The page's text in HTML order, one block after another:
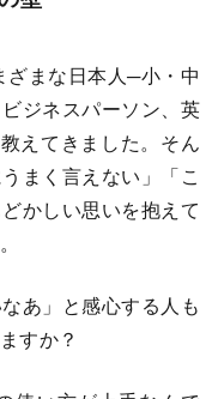
まな日本人─小・中
ジネスパーソン、英
えてきました。そん
まく言えない」「こ
かしい思いを抱えて
あ」と感心する人も
すか？